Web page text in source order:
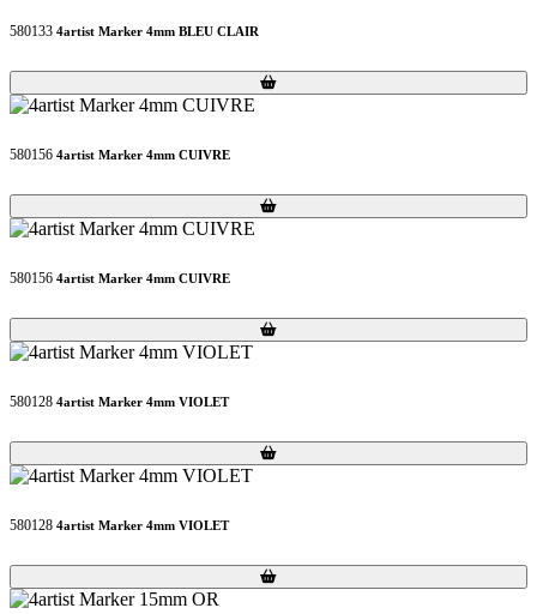
580133 4artist Marker 4mm BLEU CLAIR
Loading...
Loading...
580156 4artist Marker 4mm CUIVRE
Loading...
Loading...
580156 4artist Marker 4mm CUIVRE
Loading...
Loading...
580128 4artist Marker 4mm VIOLET
Loading...
Loading...
580128 4artist Marker 4mm VIOLET
Loading...
Loading...